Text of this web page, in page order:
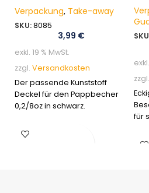
Verpackung, Take-away
SKU:8085
3,99 €
exkl. 19 % MwSt.
zzgl. Versandkosten
Der passende Kunststoff
Deckel für den Pappbecher
0,2/8oz in schwarz.
zzgl.
für